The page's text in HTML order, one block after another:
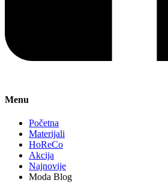
Menu
Početna
Materijali
HoReCo
Akcija
Najnovije
Moda Blog